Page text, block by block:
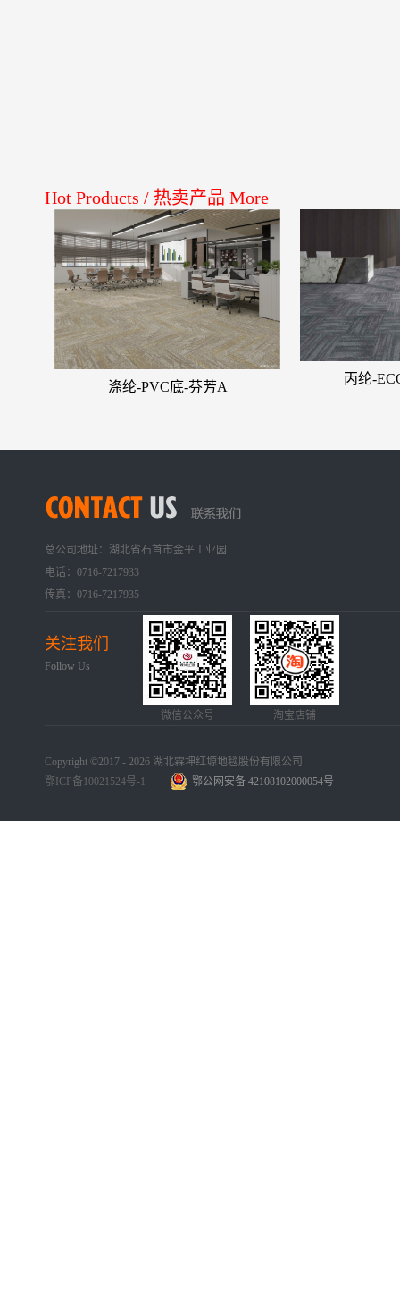
Hot Products / 热卖产品 More
涤纶-PVC底-芬芳A 丙纶-
Copyright ©2017 - 2026 湖北霖坤红塬地毯股份有限公司
鄂ICP备10021524号-1
总公司地址：湖北省石首市金平工业园
电话：0716-7217933
传真：0716-7217935
鄂公网安备 42108102000054号
关注我们
Follow Us
微信公众号 淘宝店铺